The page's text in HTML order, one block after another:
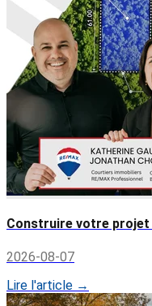
Construire votre projet
2026-08-07
Lire l'article →